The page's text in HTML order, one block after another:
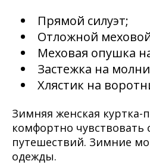
Прямой силуэт;
Отложной
Меховая опушка
Застежка на
Хлястик на
Зимняя женская
комфортно чувствовать
путешествий. Зимние
одежды.